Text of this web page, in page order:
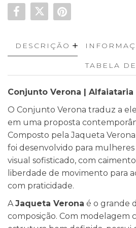
DESCRIÇÃO
TABELA
Conjunto Verona | Alfaiataria
O Conjunto Verona traduz a
em uma proposta
Composto pela Jaqueta
foi desenvolvido para
visual sofisticado, com
liberdade de movimento para
com praticidade.
A Jaqueta Verona é o grande
composição. Com modelagem